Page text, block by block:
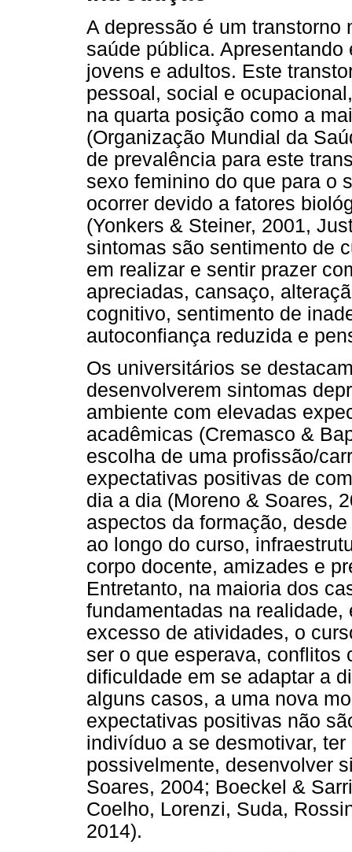
A depressão é um transtorno
saúde pública.
jovens e adultos. Este
pessoal, social e
na quarta posição como a
(Organização Mundial da
de prevalência para este
sexo feminino do que para o
ocorrer devido a fatores
(Yonkers & Steiner, 2001,
sintomas são sentimento de
em realizar e sentir prazer
apreciadas, cansaço,
cognitivo, sentimento de
autoconfiança reduzida e
Os universitários se
desenvolverem sintomas
ambiente com elevadas
acadêmicas (Cremasco &
escolha de uma profissão/
expectativas positivas de
dia a dia (Moreno & Soares,
aspectos da formação,
ao longo do curso,
corpo docente, amizades e
Entretanto, na maioria dos
fundamentadas na
excesso de atividades, o
ser o que esperava, conflitos
dificuldade em se adaptar a
alguns casos, a uma nova
expectativas positivas não
indivíduo a se desmotivar,
possivelmente, desenvolver
Soares, 2004; Boeckel &
Coelho, Lorenzi, Suda,
2014).